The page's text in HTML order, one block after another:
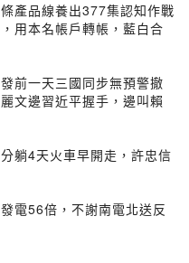
產品線養出377集認知作戰
用本名帳戶轉帳，藍白合
前一天三國同步無預警撤
文邊習近平握手，邊叫賴
躺4天火車早開走，許忠信
電56倍，不謝南電北送反